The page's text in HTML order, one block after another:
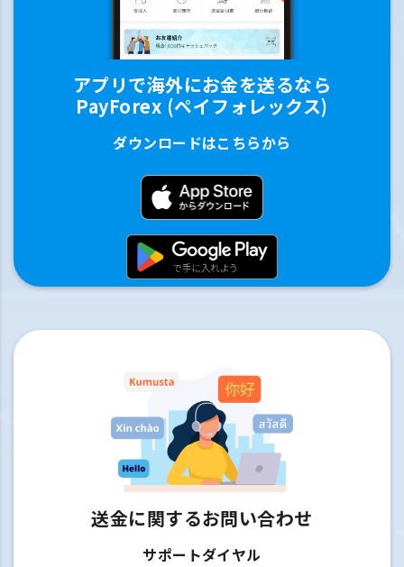
アプリで海外にお金を送るなら
PayForex (ペイフォレックス)
ダウンロードはこちらから
送金に関するお問い合わせ
サポートダイヤル